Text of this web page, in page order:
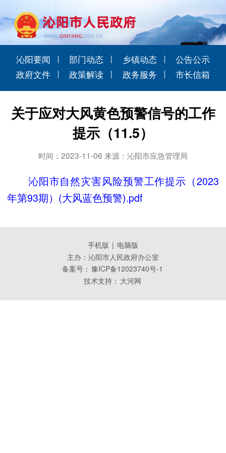
沁阳要闻 部门动态 乡镇动态
公告公示
政府文件
政策解读 政务服务 市长信箱
关于应对大风黄色预警信号的工作
提示（11.5）
时间：2023-11-06 来源：沁阳市应急管理局
沁阳市自然灾害风险预警工作提示（2023
年第93期）(大风蓝色预警).pdf
手机版 | 电脑版
主办：沁阳市人民政府办公室
备案号： 豫ICP备12023740号-1
技术支持： 大河网